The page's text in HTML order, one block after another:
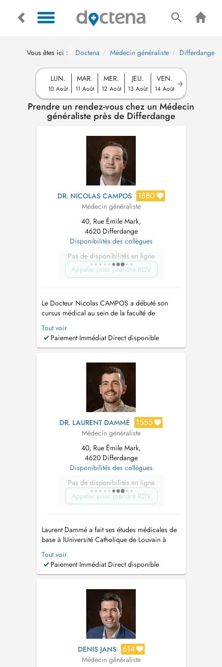
Vous êtes ici : Doctena Médecin généraliste Differdange
LUN.
10 Août
MAR.
11 Août
MER.
12 Août
JEU.
13 Août
VEN.
14 Août
Prendre un rendez-vous chez un Médecin
généraliste près de Differdange
DR. NICOLAS CAMPOS 1880
Médecin généraliste
40, Rue Émile Mark,
4620 Differdange
Disponibilités des collègues
Pas de disponibilités en ligne
Appeler pour prendre RDV
Le Docteur Nicolas CAMPOS a débuté son
cursus médical au sein de la faculté de
Médecine de Nancy avant d’intégrer la
spécialisation en médecine générale à
l’Université du Luxembourg. Portant un intérêt
réalise un double cursus afin de mener à bien
Tout voir
Paiement Immédiat Direct disponible
DR. LAURENT DAMMÉ 1555
Médecin généraliste
40, Rue Émile Mark,
4620 Differdange
Disponibilités des collègues
Pas de disponibilités en ligne
Appeler pour prendre RDV
Laurent Dammé a fait ses études médicales de
base à lUniversité Catholique de Louvain à
Bruxelles avant dintégrer la spécialisation en
médecine générale à lUniversité du
Luxembourg. A partir de 2021 il a intégré
Médical de Differdange, Ayant un attrait
Tout voir
Paiement Immédiat Direct disponible
DENIS JANS 614
Médecin généraliste